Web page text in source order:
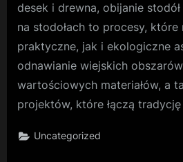
desek i drewna, obijanie
na stodołach to procesy, które
praktyczne, jak i ekologiczne
odnawianie wiejskich
wartościowych materiałów, a
projektów, które łączą
Uncategorized